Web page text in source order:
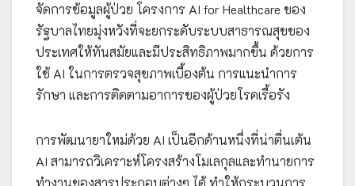
จัดการข้อมูลผู้ป่วย โครงการ AI for Healthcare ของ
รัฐบาลไทยมุ่งหวังที่จะยกระดับระบบสาธารณสุขของ
ประเทศให้ทันสมัยและมีประสิทธิภาพมากขึ้น ด้วยการ
ใช้ AI ในการตรวจสุขภาพเบื้องต้น การแนะนำการ
รักษา และการติดตามอาการของผู้ป่วยโรคเรื้อรัง
การพัฒนายาใหม่ด้วย AI เป็นอีกด้านหนึ่งที่น่าตื่นเต้น
AI สามารถวิเคราะห์โครงสร้างโมเลกุลและทำนายการ
ทำงานของสารประกอบต่างๆ ได้ ทำให้กระบวนการ